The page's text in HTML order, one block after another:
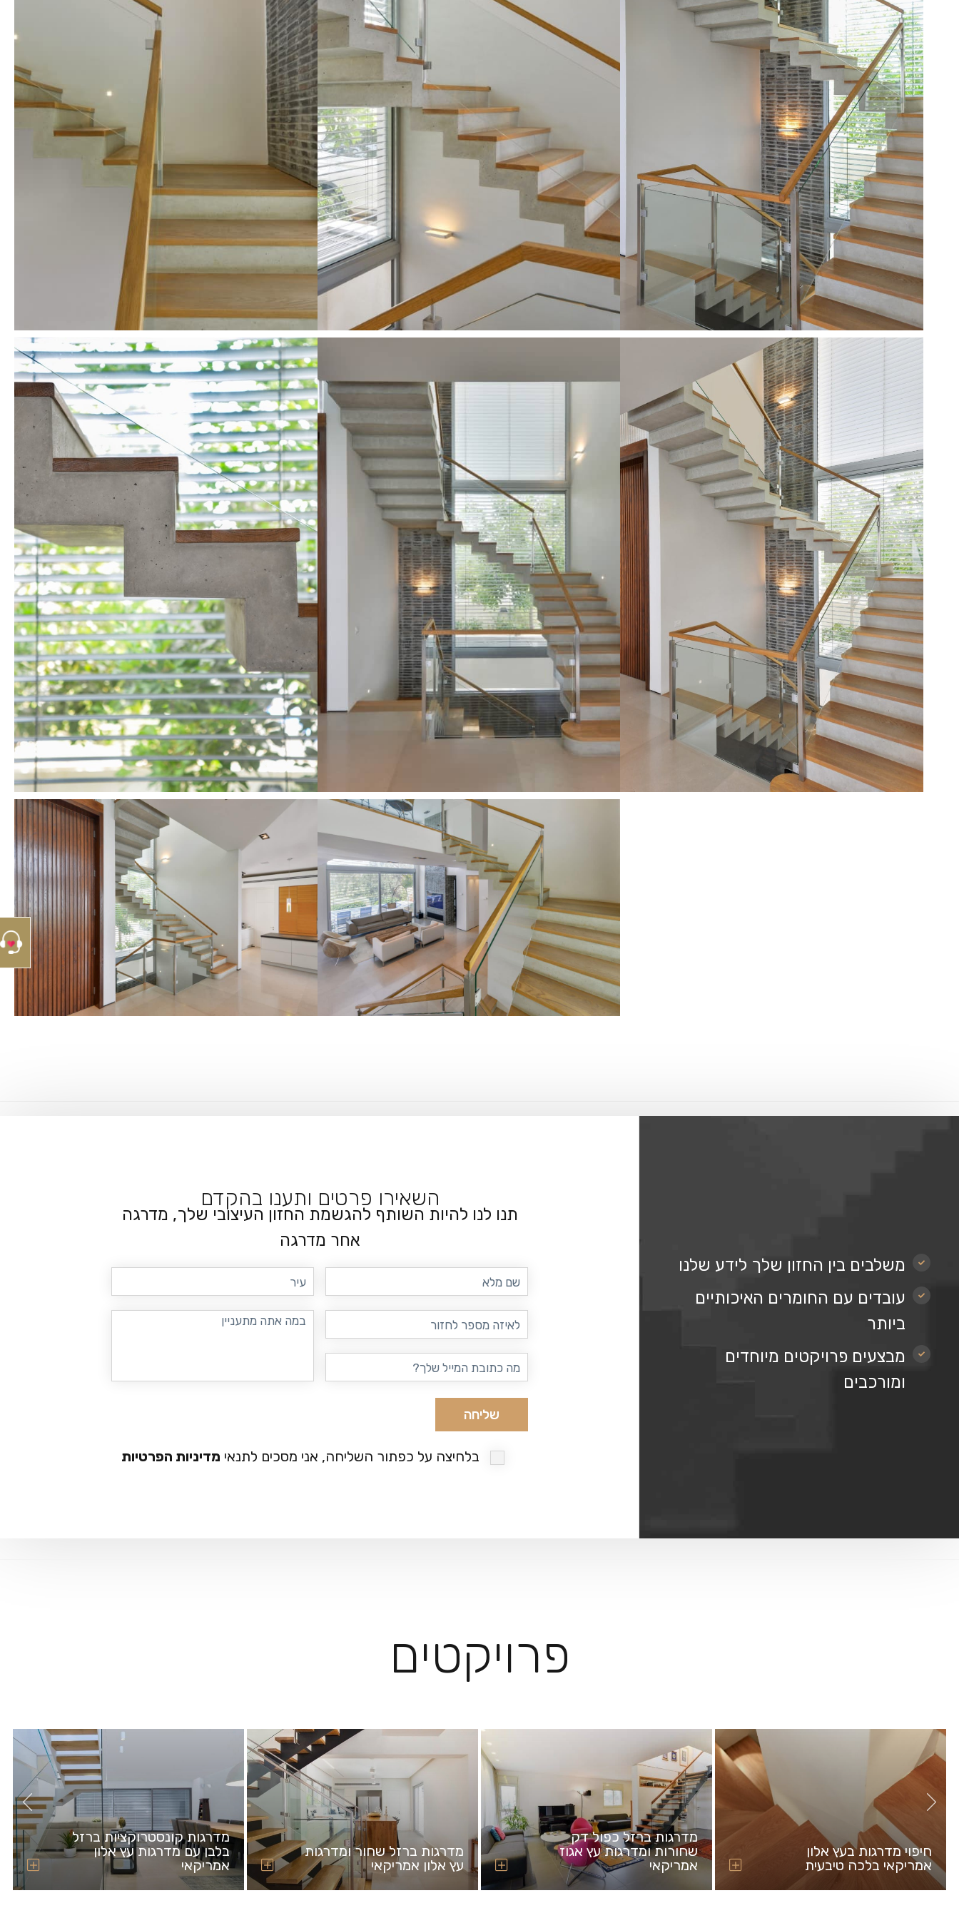
משלבים בין החזון שלך לידע שלנו
עובדים עם החומרים האיכותיים
ביותר
מבצעים פרויקטים מיוחדים
ומורכבים
השאירו פרטים ותענו בהקדם
תנו לנו להיות השותף להגשמת החזון העיצובי שלך, מדרגה
אחר מדרגה
שם
מלא
טלפון
דוא"ל
עיר
במה
בלחיצה על כפתור השליחה, אני מסכים לתנאי מדיניות הפרטיות
פרויקטים
חיפוי מדרגות בעץ אלון
אמריקאי בלכה טיבעית
מדרגות ברזל כפול דק
שחורות ומדרגות עץ אגוז
אמריקאי
מדרגות ברזל שחור ומדרגות
עץ אלון אמריקאי
מדרגות קונסטרוקציות ברזל
בלבן עם מדרגות עץ אלון
אמריקאי